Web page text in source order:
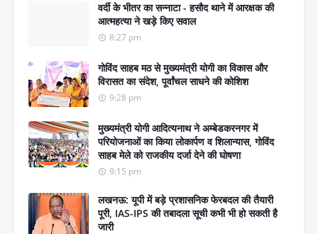
वर्दी के भीतर का सन्नाटा - हसौद थाने में आरक्षक की
आत्महत्या ने खड़े किए सवाल
8:27 pm
गोविंद साहब मठ से मुख्यमंत्री योगी का विकास और
विरासत का संदेश, पूर्वांचल साधने की कोशिश
9:28 pm
मुख्यमंत्री योगी आदित्यनाथ ने अम्बेडकरनगर में
परियोजनाओं का किया लोकार्पण व शिलान्यास, गोविंद
साहब मेले को राजकीय दर्जा देने की घोषणा
9:15 pm
लखनऊ: यूपी में बड़े प्रशासनिक फेरबदल की तैयारी
पूरी, IAS-IPS की तबादला सूची कभी भी हो सकती है
जारी